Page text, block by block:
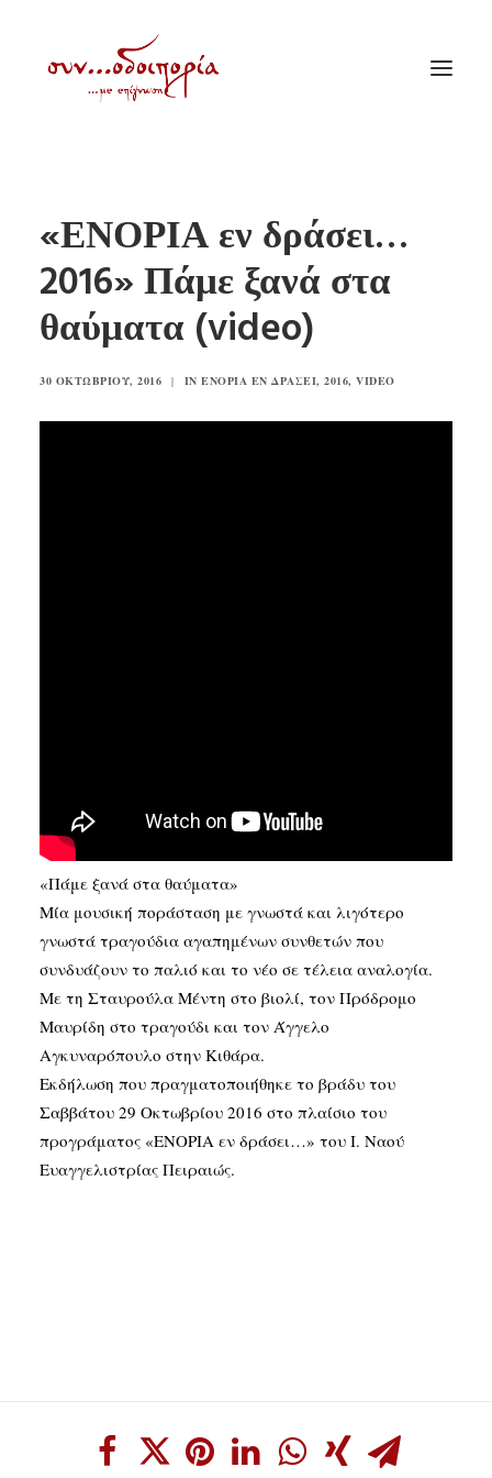
ΘΕΜΑΤΟΛΟΓΙΑ
ΑΝΑΚΟΙΝΩΣΕΙΣ
ΕΝΟΡΙΑ ΕΝ ΔΡΑΣΕΙ
ΕΥΑΓΓΕΛΙΣΤΡΙΑ ΠΕΙΡΑΙΏΣ
«ΕΝΟΡΙΑ εν δράσει…
2016» Πάμε ξανά στα
θαύματα (video)
30 ΟΚΤΩΒΡΊΟΥ, 2016 | IN ΕΝΟΡΊΑ ΕΝ ΔΡΆΣΕΙ, 2016, VIDEO
«Πάμε ξανά στα θαύματα»
Μία μουσική ποράσταση με γνωστά και λιγότερο
γνωστά τραγούδια αγαπημένων συνθετών που
συνδυάζουν το παλιό και το νέο σε τέλεια αναλογία.
Με τη Σταυρούλα Μέντη στο βιολί, τον Πρόδρομο
Μαυρίδη στο τραγούδι και τον Άγγελο
Αγκυναρόπουλο στην Κιθάρα.
Εκδήλωση που πραγματοποιήθηκε το βράδυ του
Σαββάτου 29 Οκτωβρίου 2016 στο πλαίσιο του
προγράματος «ΕΝΟΡΙΑ εν δράσει…» του Ι. Ναού
Ευαγγελιστρίας Πειραιώς.